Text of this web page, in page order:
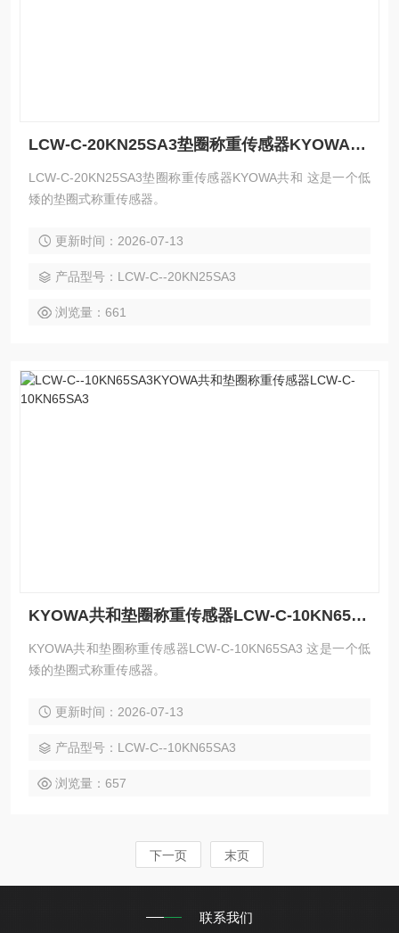
LCW-C-20KN25SA3垫圈称重传感器KYOWA共和
LCW-C-20KN25SA3垫圈称重传感器KYOWA共和 这是一个低
矮的垫圈式称重传感器。
更新时间：2026-07-13
产品型号：LCW-C--20KN25SA3
浏览量：661
KYOWA共和垫圈称重传感器LCW-C-10KN65SA3
KYOWA共和垫圈称重传感器LCW-C-10KN65SA3 这是一个低
矮的垫圈式称重传感器。
更新时间：2026-07-13
产品型号：LCW-C--10KN65SA3
浏览量：657
下一页 末页
联系我们